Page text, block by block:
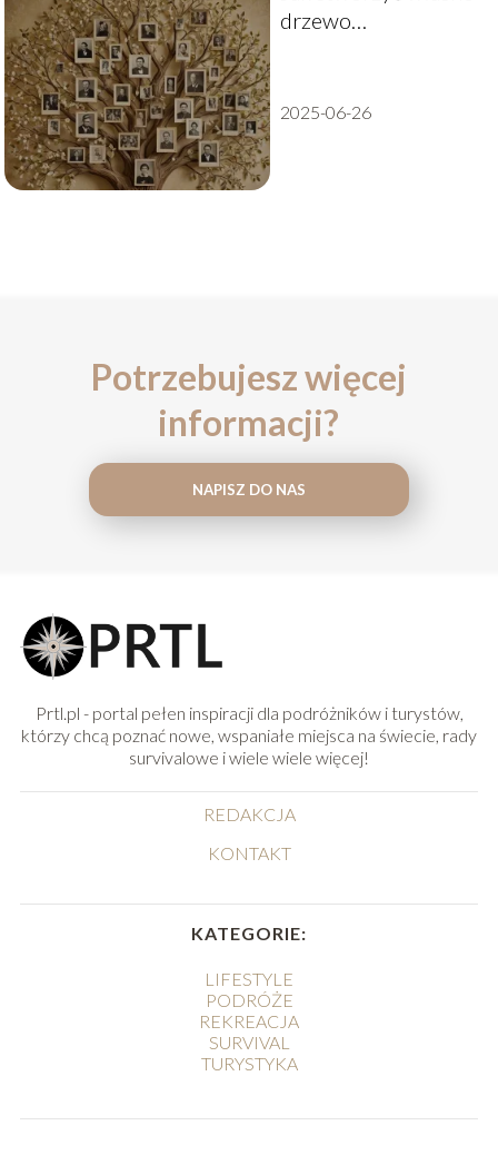
drzewo
2025-06-26
Potrzebujesz więcej
informacji?
NAPISZ DO NAS
Prtl.pl - portal pełen inspiracji dla podróżników i turystów,
którzy chcą poznać nowe, wspaniałe miejsca na świecie, rady
survivalowe i wiele wiele więcej!
REDAKCJA
KONTAKT
KATEGORIE:
LIFESTYLE
PODRÓŻE
REKREACJA
SURVIVAL
TURYSTYKA